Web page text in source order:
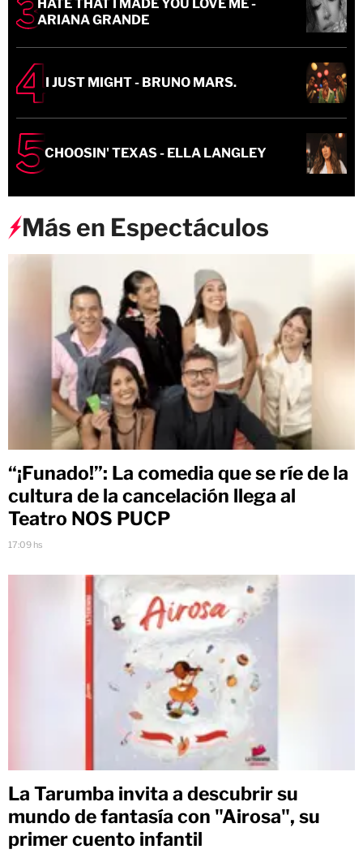
HATE THAT I MADE YOU LOVE ME -
ARIANA GRANDE
I JUST MIGHT - BRUNO MARS.
CHOOSIN' TEXAS - ELLA LANGLEY
Más en Espectáculos
“¡Funado!”: La comedia que se ríe de la
cultura de la cancelación llega al
Teatro NOS PUCP
17:09 hs
La Tarumba invita a descubrir su
mundo de fantasía con "Airosa", su
primer cuento infantil